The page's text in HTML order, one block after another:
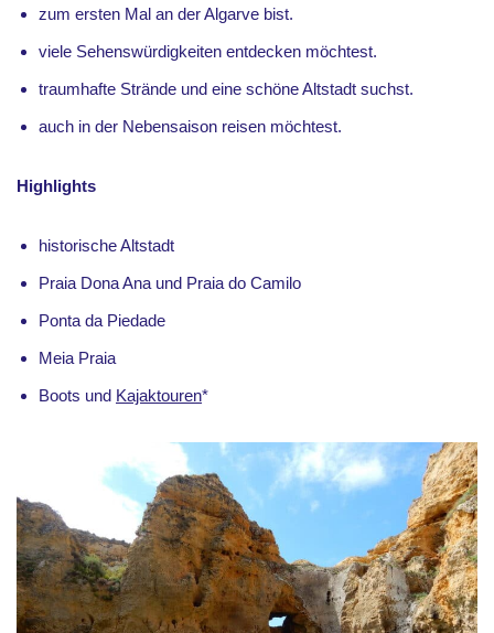
zum ersten Mal an der Algarve bist.
viele Sehenswürdigkeiten entdecken möchtest.
traumhafte Strände und eine schöne Altstadt suchst.
auch in der Nebensaison reisen möchtest.
Highlights
historische Altstadt
Praia Dona Ana und Praia do Camilo
Ponta da Piedade
Meia Praia
Boots und Kajaktouren*